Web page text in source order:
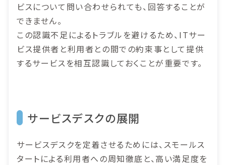
ビスについて問い合わせられても、回答することが
できません。
この認識不足によるトラブルを避けるため、ITサー
ビス提供者と利用者との間での約束事として提供
するサービスを相互認識しておくことが重要です。
サービスデスクの展開
サービスデスクを定着させるためには、スモールス
タートによる利用者への周知徹底と、高い満足度を